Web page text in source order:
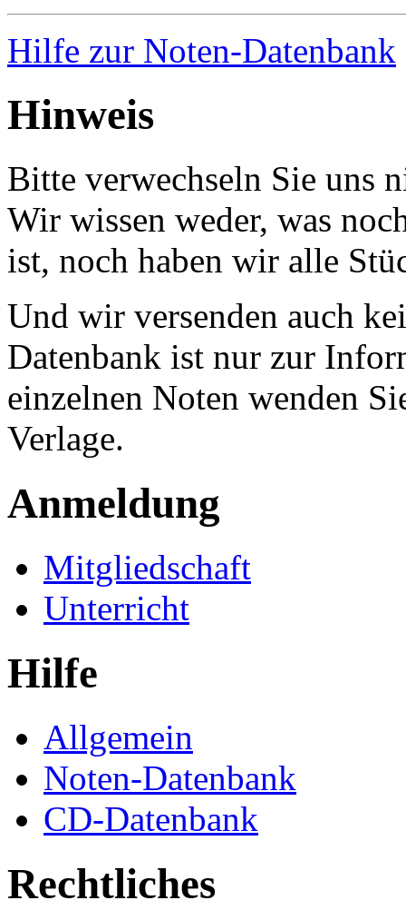
Hilfe zur Noten-Datenbank
Hinweis
Bitte verwechseln Sie uns
Wir wissen weder, was
ist, noch haben wir alle
Und wir versenden auch
Datenbank ist nur zur
einzelnen Noten wenden
Verlage.
Anmeldung
Mitgliedschaft
Unterricht
Hilfe
Allgemein
Noten-Datenbank
CD-Datenbank
Rechtliches